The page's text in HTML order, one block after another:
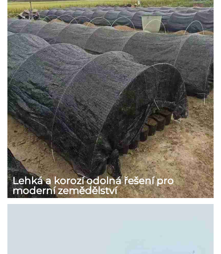
Lehká a korozí odolná řešení pro
moderní zemědělství